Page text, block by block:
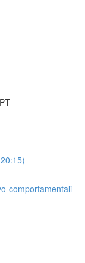
comportamentali